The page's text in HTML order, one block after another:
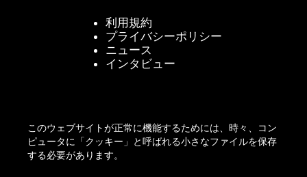
利用規約
プライバシーポリシー
ニュース
インタビュー
このウェブサイトが正常に機能するためには、時々、コン
ピュータに「クッキー」と呼ばれる小さなファイルを保存
する必要があります。